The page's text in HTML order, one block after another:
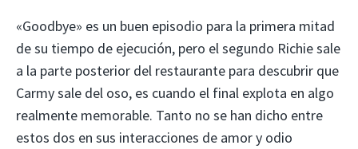
«Goodbye» es un buen episodio para la primera mitad
de su tiempo de ejecución, pero el segundo Richie sale
a la parte posterior del restaurante para descubrir que
Carmy sale del oso, es cuando el final explota en algo
realmente memorable. Tanto no se han dicho entre
estos dos en sus interacciones de amor y odio